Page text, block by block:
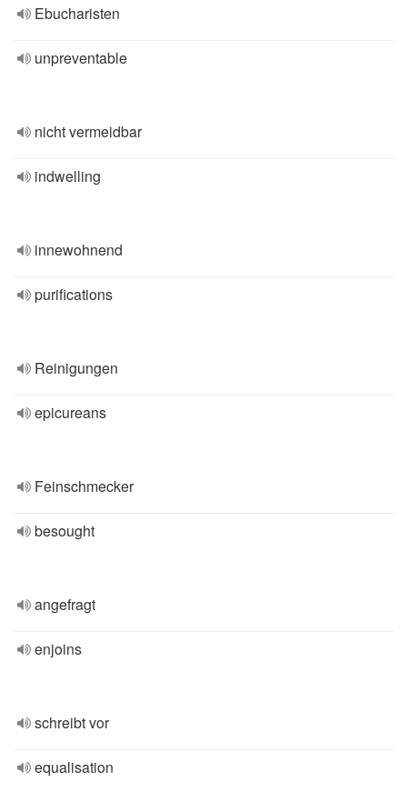
Ebucharisten
unpreventable
nicht vermeidbar
indwelling
innewohnend
purifications
Reinigungen
epicureans
Feinschmecker
besought
angefragt
enjoins
schreibt vor
equalisation